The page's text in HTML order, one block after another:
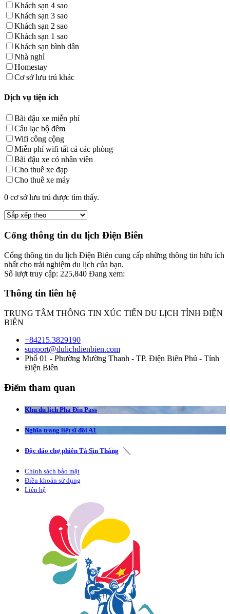
Khách sạn 4 sao
Khách sạn 3 sao
Khách sạn 2 sao
Khách sạn 1 sao
Khách sạn bình dân
Nhà nghỉ
Homestay
Cơ sở lưu trú khác
Dịch vụ tiện ích
Bãi đậu xe miễn phí
Câu lạc bộ đêm
Wifi công cộng
Miễn phí wifi tất cả các phòng
Bãi đậu xe có nhân viên
Cho thuê xe đạp
Cho thuê xe máy
0 cơ sở lưu trú được tìm thấy.
Cổng thông tin du lịch Điện Biên
Cổng thông tin du lịch Điện Biên cung cấp những thông tin hữu ích
nhất cho trải nghiệm du lịch của bạn.
Số lượt truy cập: 225,840 Đang xem:
Thông tin liên hệ
TRUNG TÂM THÔNG TIN XÚC TIẾN DU LỊCH TỈNH ĐIỆN
BIÊN
+84215.3829190
support@dulichdienbien.com
Phố 01 - Phường Mường Thanh - TP. Điện Biên Phủ - Tỉnh
Điện Biên
Điểm tham quan
Khu du lịch Pha Đin Pass
Nghĩa trang liệt sĩ đồi A1
Độc đáo chợ phiên Tả Sìn Thàng
Chính sách bảo mật
Điều khoản sử dụng
Liên hệ